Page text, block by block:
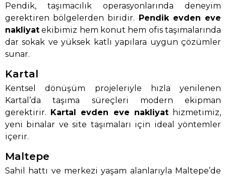
Pendik, taşımacılık operasyonlarında deneyim
gerektiren bölgelerden biridir. Pendik evden eve
nakliyat ekibimiz hem konut hem ofis taşımalarında
dar sokak ve yüksek katlı yapılara uygun çözümler
sunar.
Kartal
Kentsel dönüşüm projeleriyle hızla yenilenen
Kartal’da taşıma süreçleri modern ekipman
gerektirir. Kartal evden eve nakliyathizmetimiz,
yeni binalar ve site taşımaları için ideal yöntemler
içerir.
Maltepe
Sahil hattı ve merkezi yaşam alanlarıyla Maltepe’de